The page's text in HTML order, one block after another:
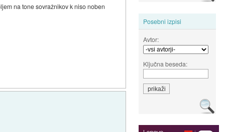
Posebni izpisi
Avtor:
Ključna beseda:
na tone sovražnikov k niso noben